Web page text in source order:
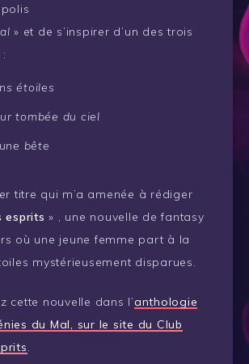
» et de s’inspirer d’un des trois
étoiles
tombée du ciel
bête
titre qui m’a amenée à rédiger
esprits » , une nouvelle de fantasy
où une jeune femme part à la
mystérieusement disparues.
cette nouvelle dans l’anthologie
du Mal, sur le site du Club
.